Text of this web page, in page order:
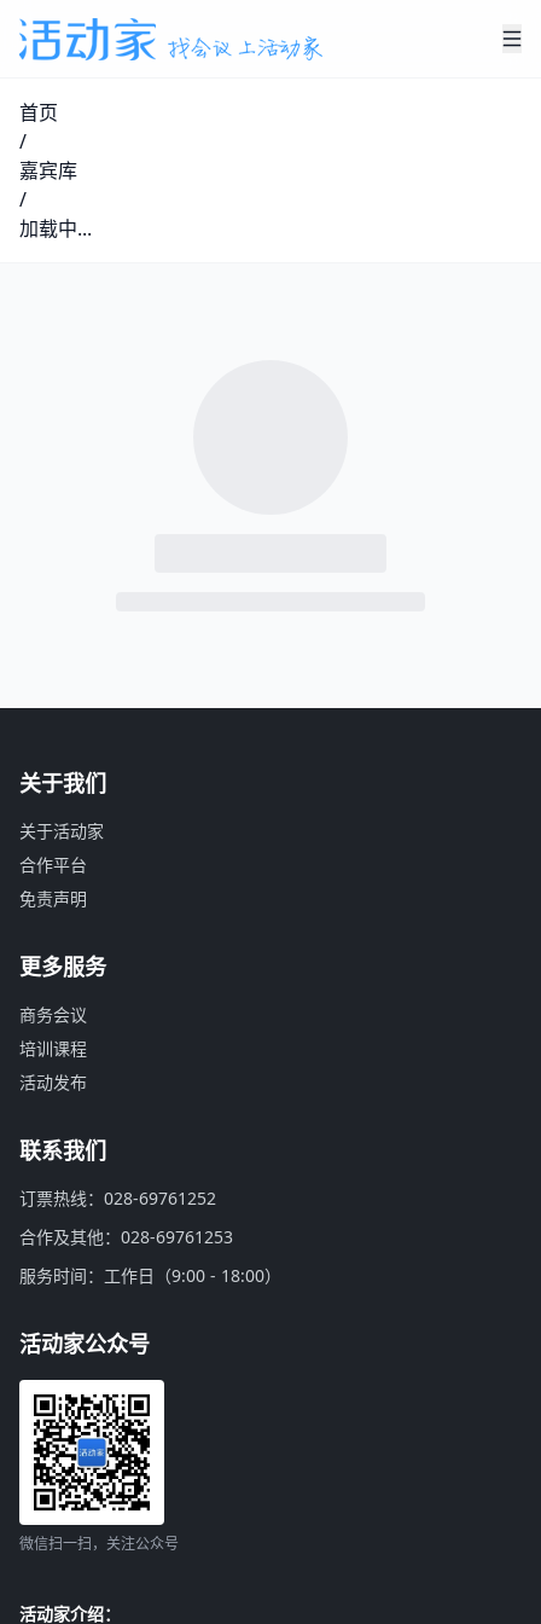
首页
/
嘉宾库
/
加载中...
关于我们
关于活动家
合作平台
免责声明
更多服务
商务会议
培训课程
活动发布
联系我们
订票热线：028-69761252
合作及其他：028-69761253
服务时间：工作日（9:00 - 18:00）
活动家公众号
微信扫一扫，关注公众号
活动家介绍：